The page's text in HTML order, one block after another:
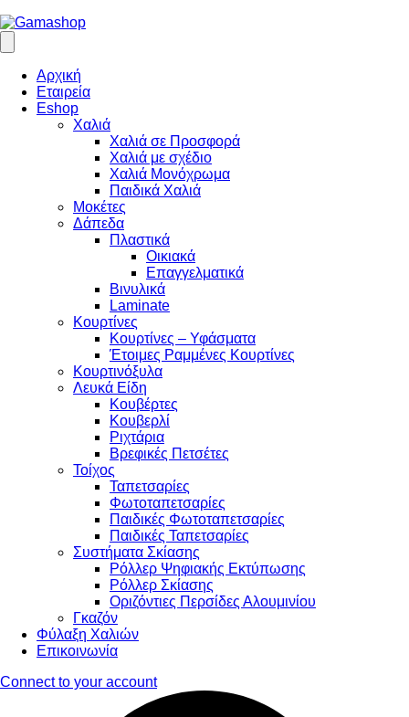
Αρχική
Εταιρεία
Eshop
Χαλιά
Χαλιά σε Προσφορά
Χαλιά με σχέδιο
Χαλιά Μονόχρωμα
Παιδικά Χαλιά
Μοκέτες
Δάπεδα
Πλαστικά
Οικιακά
Επαγγελματικά
Βινυλικά
Laminate
Κουρτίνες
Κουρτίνες – Υφάσματα
Έτοιμες Ραμμένες Κουρτίνες
Κουρτινόξυλα
Λευκά Είδη
Κουβέρτες
Κουβερλί
Ριχτάρια
Βρεφικές Πετσέτες
Τοίχος
Ταπετσαρίες
Φωτοταπετσαρίες
Παιδικές Φωτοταπετσαρίες
Παιδικές Ταπετσαρίες
Συστήματα Σκίασης
Ρόλλερ Ψηφιακής Εκτύπωσης
Ρόλλερ Σκίασης
Οριζόντιες Περσίδες Αλουμινίου
Γκαζόν
Φύλαξη Χαλιών
Επικοινωνία
Connect to your account